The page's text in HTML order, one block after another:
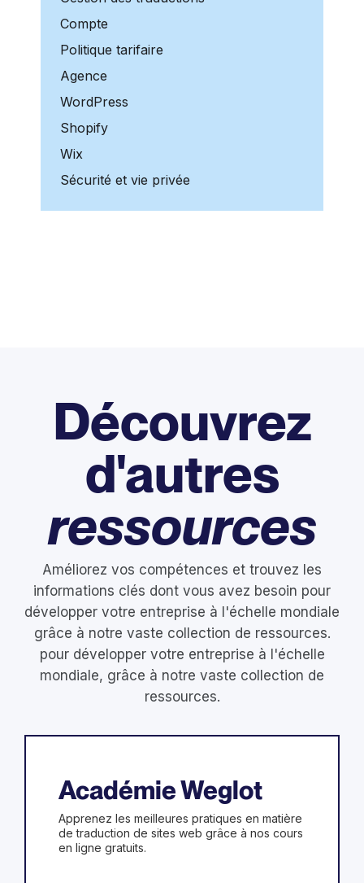
Compte
Politique tarifaire
Agence
WordPress
Shopify
Wix
Sécurité et vie privée
Découvrez
d'autres
ressources
Améliorez vos compétences et trouvez les
informations clés dont vous avez besoin pour
développer votre entreprise à l'échelle mondiale
grâce à notre vaste collection de ressources.
pour développer votre entreprise à l'échelle
mondiale, grâce à notre vaste collection de
ressources.
Académie Weglot
Apprenez les meilleures pratiques en matière
de traduction de sites web grâce à nos cours
en ligne gratuits.